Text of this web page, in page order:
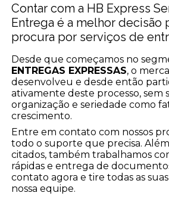
Contar com a HB Express
Entrega é a melhor decisão
procura por serviços de
Desde que começamos no
ENTREGAS EXPRESSAS, o
desenvolveu e desde então
ativamente deste processo, sem
organização e seriedade como
crescimento.
Entre em contato com nossos
todo o suporte que precisa.
citados, também trabalhamos
rápidas e entrega de
contato agora e tire todas as
nossa equipe.